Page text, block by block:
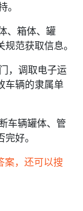
。
、箱体、罐
范获取信息。
，调取电子运
车辆的隶属单
车辆罐体、管
好。
案，还可以搜